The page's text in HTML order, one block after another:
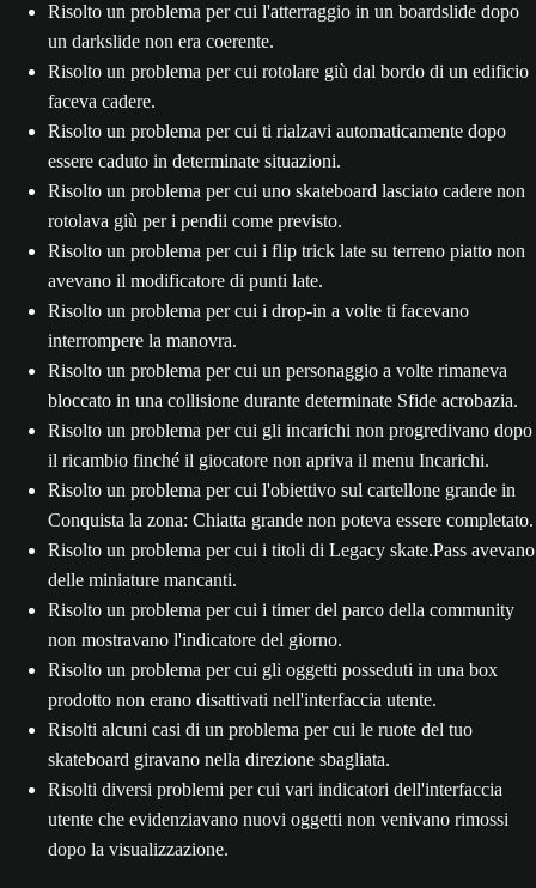
Risolto un problema per cui l'atterraggio in un boardslide dopo
un darkslide non era coerente.
Risolto un problema per cui rotolare giù dal bordo di un edificio
faceva cadere.
Risolto un problema per cui ti rialzavi automaticamente dopo
essere caduto in determinate situazioni.
Risolto un problema per cui uno skateboard lasciato cadere non
rotolava giù per i pendii come previsto.
Risolto un problema per cui i flip trick late su terreno piatto non
avevano il modificatore di punti late.
Risolto un problema per cui i drop-in a volte ti facevano
interrompere la manovra.
Risolto un problema per cui un personaggio a volte rimaneva
bloccato in una collisione durante determinate Sfide acrobazia.
Risolto un problema per cui gli incarichi non progredivano dopo
il ricambio finché il giocatore non apriva il menu Incarichi.
Risolto un problema per cui l'obiettivo sul cartellone grande in
Conquista la zona: Chiatta grande non poteva essere completato.
Risolto un problema per cui i titoli di Legacy skate.Pass avevano
delle miniature mancanti.
Risolto un problema per cui i timer del parco della community
non mostravano l'indicatore del giorno.
Risolto un problema per cui gli oggetti posseduti in una box
prodotto non erano disattivati nell'interfaccia utente.
Risolti alcuni casi di un problema per cui le ruote del tuo
skateboard giravano nella direzione sbagliata.
Risolti diversi problemi per cui vari indicatori dell'interfaccia
utente che evidenziavano nuovi oggetti non venivano rimossi
dopo la visualizzazione.